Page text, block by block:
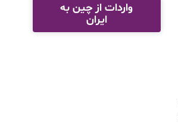
واردات از چین به
ایران